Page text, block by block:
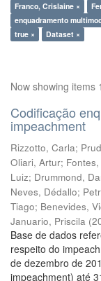
Franco, Crislaine ×
enquadramento
true ×
Dataset ×
Now showing items
Codificação
impeachment
Rizzotto, Carla;
Oliari, Artur;
Luiz; Drummond,
Neves, Dédallo;
Tiago; Benevides,
Januario, Priscila (
Base de dados
respeito do
de dezembro de
impeachment) até